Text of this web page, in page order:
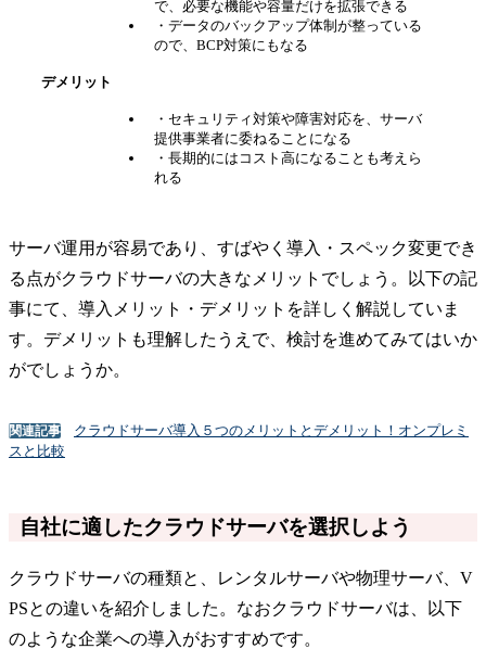
で、必要な機能や容量だけを拡張できる
・データのバックアップ体制が整っている
ので、BCP対策にもなる
デメリット
・セキュリティ対策や障害対応を、サーバ
提供事業者に委ねることになる
・長期的にはコスト高になることも考えら
れる
サーバ運用が容易であり、すばやく導入・スペック変更でき
る点がクラウドサーバの大きなメリットでしょう。以下の記
事にて、導入メリット・デメリットを詳しく解説していま
す。デメリットも理解したうえで、検討を進めてみてはいか
がでしょうか。
関連記事
クラウドサーバ導入５つのメリットとデメリット！オンプレミ
スと比較
自社に適したクラウドサーバを選択しよう
クラウドサーバの種類と、レンタルサーバや物理サーバ、V
PSとの違いを紹介しました。なおクラウドサーバは、以下
のような企業への導入がおすすめです。